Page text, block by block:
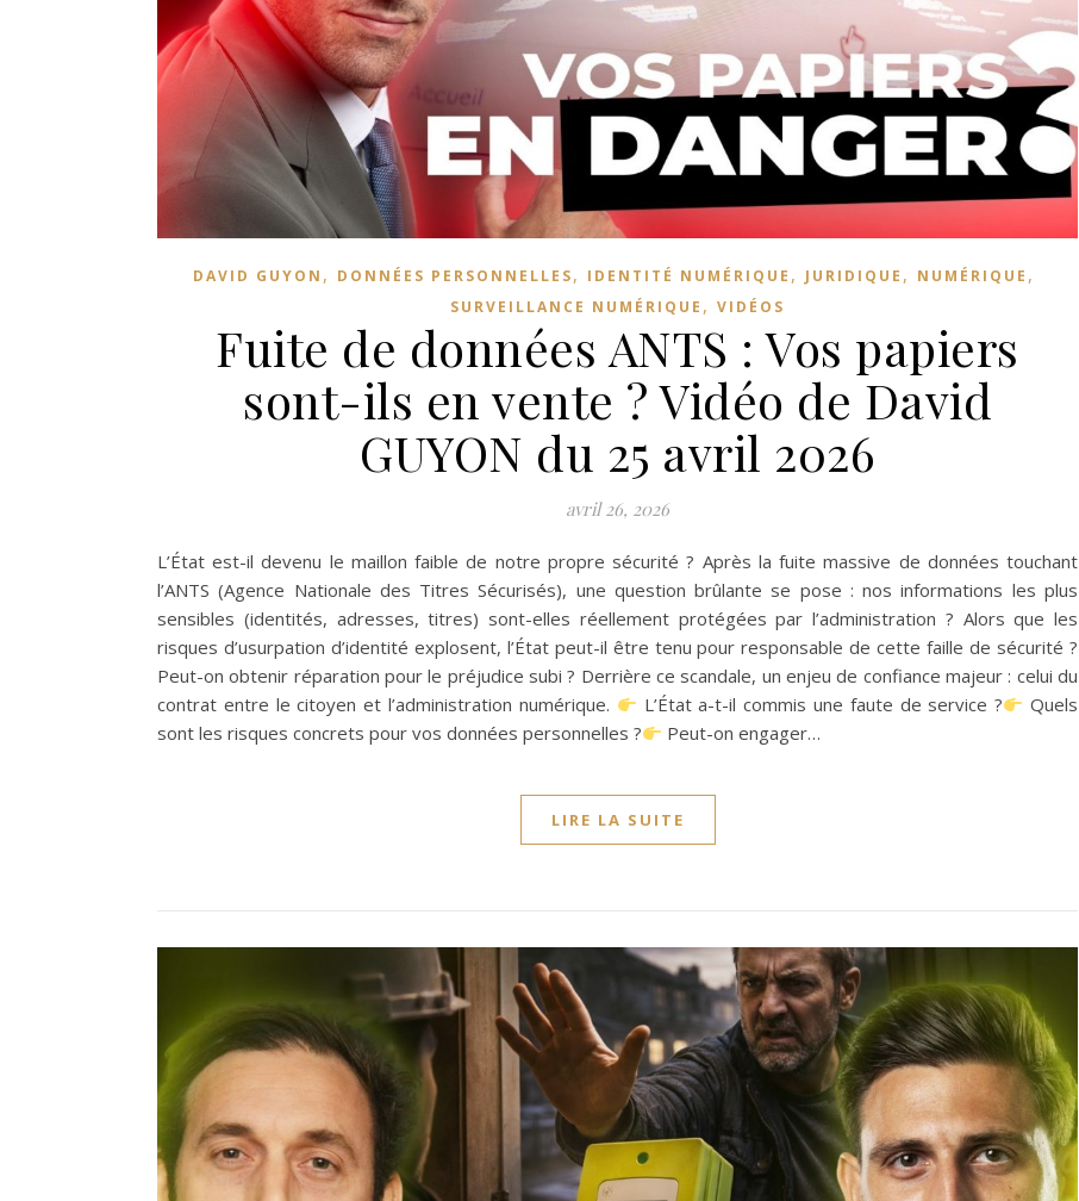
DAVID GUYON , DONNÉES PERSONNELLES, IDENTITÉ NUMÉRIQUE , JURIDIQUE , NUMÉRIQUE ,
SURVEILLANCE NUMÉRIQUE , VIDÉOS
Fuite de données ANTS : Vos papiers
sont-ils en vente ? Vidéo de David
GUYON du 25 avril 2026
avril 26, 2026
L’État est-il devenu le maillon faible de notre propre sécurité ? Après la fuite massive de données touchant
l’ANTS (Agence Nationale des Titres Sécurisés), une question brûlante se pose : nos informations les plus
sensibles (identités, adresses, titres) sont-elles réellement protégées par l’administration ? Alors que les
risques d’usurpation d’identité explosent, l’État peut-il être tenu pour responsable de cette faille de sécurité ?
Peut-on obtenir réparation pour le préjudice subi ? Derrière ce scandale, un enjeu de confiance majeur : celui du
contrat entre le citoyen et l’administration numérique.
L’État a-t-il commis une faute de service ?
Quels
sont les risques concrets pour vos données personnelles ?
Peut-on engager…
LIRE LA SUITE